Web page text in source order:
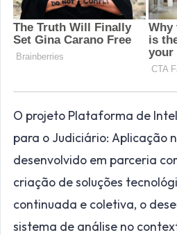
O projeto Plataforma de
para o Judiciário: Aplicação
desenvolvido em parceria
criação de soluções
continuada e coletiva, o
sistema de análise no